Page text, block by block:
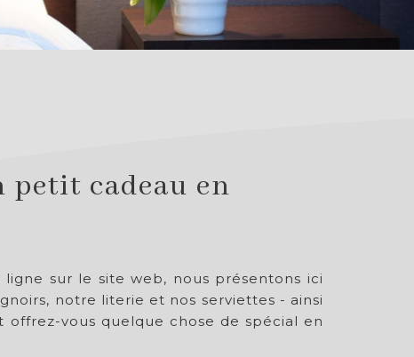
cadeau en
sur le site web, nous présentons ici
notre literie et nos serviettes - ainsi
vous quelque chose de spécial en